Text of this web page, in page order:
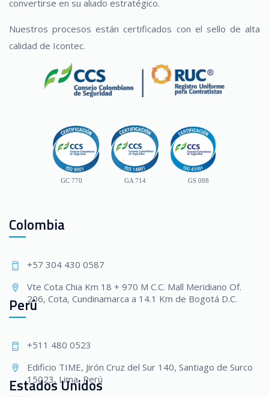
convertirse en su aliado estratégico.
Nuestros procesos están certificados con el sello de alta
calidad de Icontec.
GC 770 GA 714 GS 088
Colombia
+57 304 430 0587
Vte Cota Chia Km 18 + 970 M C.C. Mall Meridiano Of.
206, Cota, Cundinamarca a 14.1 Km de Bogotá D.C.
Perú
+511 480 0523
Edificio TIME, Jirón Cruz del Sur 140, Santiago de Surco
15023, Lima, Perú
Estados Unidos